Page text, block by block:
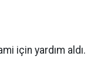
için yardım aldı.